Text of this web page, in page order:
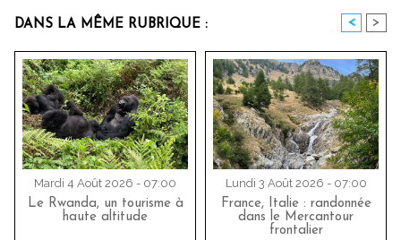
DANS LA MÊME RUBRIQUE : < >
Mardi 4 Août 2026 - 07:00
Le Rwanda, un tourisme à
haute altitude
Lundi 3 Août 2026 - 07:00
France, Italie : randonnée
dans le Mercantour
frontalier